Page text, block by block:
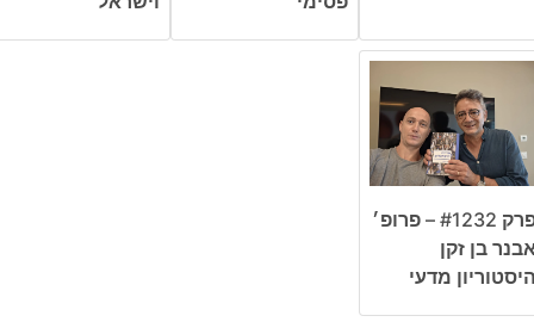
פרק #1232 – פרופ׳
בן זקן
מדעי